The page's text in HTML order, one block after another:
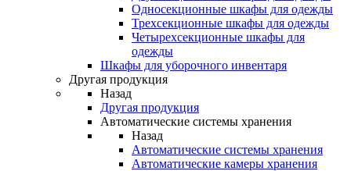
Односекционные шкафы для одежды
Трехсекционные шкафы для одежды
Четырехсекционные шкафы для
одежды
Шкафы для уборочного инвентаря
Другая продукция
Назад
Другая продукция
Автоматические системы хранения
Назад
Автоматические системы хранения
Автоматические камеры хранения